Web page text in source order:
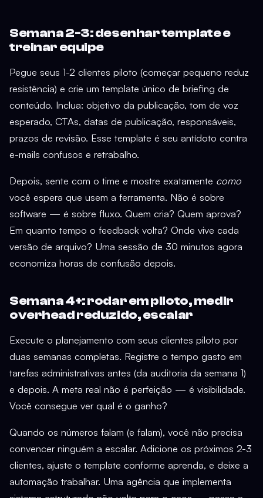
Semana 2-3: desenhar template e
treinar equipe
Pegue seus 1-2 clientes piloto (começar pequeno reduz
resistência) e crie um template único de briefing de
conteúdo. Inclua: objetivo da publicação, tom de voz
esperado, CTAs, datas de publicação, responsáveis,
prazos de revisão. Esse template é seu antídoto contra
e-mails confusos e retrabalho.
Depois, sente com o time e mostre exatamente como
você espera que usem a ferramenta. Não é sobre
software — é sobre fluxo. Quem cria? Quem aprova?
Em quanto tempo o feedback volta? Onde vive cada
versão de arquivo? Uma sessão de 30 minutos agora
economiza horas de confusão depois.
Semana 4+: rodar em piloto, medir
overhead reduzido, escalar
Execute o planejamento com seus clientes piloto por
duas semanas completas. Registre o tempo gasto em
tarefas administrativas antes (da auditoria da semana 1)
e depois. A meta real não é perfeição — é visibilidade.
Você consegue ver qual é o ganho?
Quando os números falam (e falam), você não precisa
convencer ninguém a escalar. Adicione os próximos 2-3
clientes, ajuste o template conforme aprenda, e deixe a
automação trabalhar. Uma agência que implementa